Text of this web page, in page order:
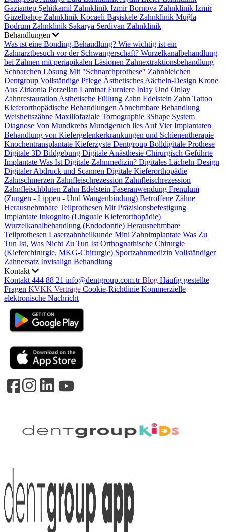
Gaziantep Şehitkamil Zahnklinik Izmir Bornova Zahnklinik Izmir
Güzelbahçe Zahnklinik Kocaeli Başiskele Zahnklinik Muğla
Bodrum Zahnklinik Sakarya Serdivan Zahnklinik
Behandlungen
Was ist eine Bonding-Behandlung? Wie wichtig ist ein
Zahnarztbesuch vor der Schwangerschaft? Wurzelkanalbehandlung
bei Zähnen mit periapikalen Läsionen Zahnextraktionsbehandlung
Schnarchen Lösung Mit "Schnarchprothese" Zahnbleichen
Dentgroup Vollständige Pflege Ästhetisches Aächeln-Design Krone
Aus Zirkonia Porzellan Laminat Furniere Inlay Und Onlay
Zahnrestauration Asthetische Füllung Zahn Edelstein Zahn Tattoo
Kieferorthopädische Behandlungen Abnehmbare Behandlung
Weisheitszähne Maxillofaziale Tomographie 3Shape System
Diagnose Von Mundkrebs Mundgeruch lles Auf Vier Implantaten
Behandlung von Kiefergelenkerkrankungen und Schienentherapie
Knochentransplantate Kieferzyste Dentgroup Bolldigitale Prothese
Digitale 3D Bildgebung Digitale Anästhesie Chirurgisch Geführte
Implantate Was Ist Digitale Zahnmedizin? Digitales Lächeln-Design
Digitaler Abdruck und Scannen Digitale Kieferorthopädie
Zahnschmerzen Zahnfleischrezession Zahnfleischrezession
Zahnfleischbluten Zahn Edelstein Faseranwendung Frenulum
(Zungen - Lippen - Und Wangenbindung) Betroffene Zähne
Herausnehmbare Teilprothesen Mit Präzisionsbefestigung
Implantate Inkognito (Linguale Kieferorthopädie)
Wurzelkanalbehandlung (Endodontie) Herausnehmbare
Teilprothesen Laserzahnheilkunde Mini Zahnimplantate Was Zu
Tun Ist, Was Nicht Zu Tun Ist Orthognathische Chirurgie
(Kieferchirurgie, MKG-Chirurgie) Sportzahnmedizin Vollständiger
Zahnersatz Invisalign Behandlung
Kontakt
Kontakt 444 88 21 info@dentgroup.com.tr Blog Häufig gestellte
Fragen KVKK Verträge Cookie-Richtlinie Kommerzielle
elektronische Nachricht